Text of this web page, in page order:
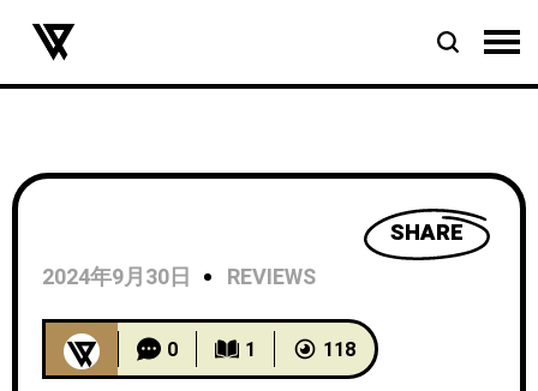
SHARE
2024年9月30日
REVIEWS
0 1 118